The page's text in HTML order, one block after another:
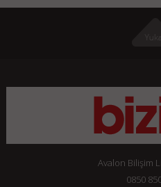
Avalon Bilişim
0850